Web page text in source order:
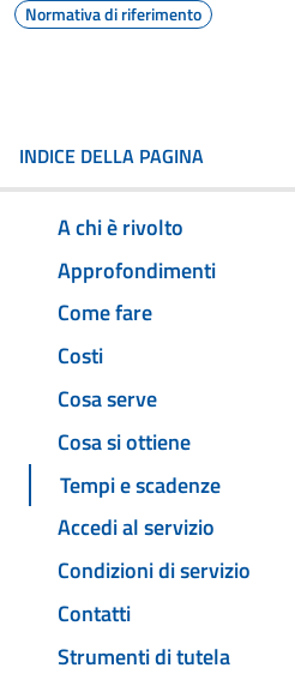
Normativa di riferimento
INDICE DELLA PAGINA
A chi è rivolto
Approfondimenti
Come fare
Costi
Cosa serve
Cosa si ottiene
Tempi e scadenze
Accedi al servizio
Condizioni di servizio
Contatti
Strumenti di tutela